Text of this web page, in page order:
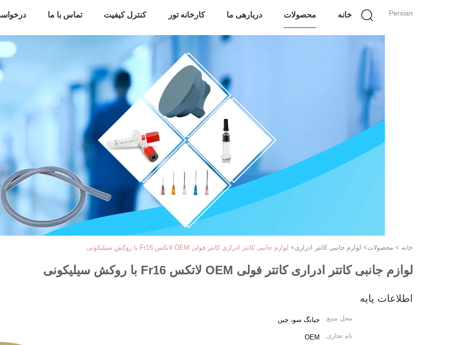
Persian خانه محصولات دربارهی ما کارخانه تور کنترل کیفیت تماس با ما
خانه > محصولات> لوازم جانبی کاتتر ادراری> لوازم جانبی کاتتر ادراری کاتتر فولی OEM لاتکس Fr16 با روکش سیلیکونی
لوازم جانبی کاتتر ادراری کاتتر فولی OEM لاتکس Fr16 با روکش سیلیکونی
اطلاعات پایه
محل منبع: جیانگ سو، چین
نام تجاری: OEM